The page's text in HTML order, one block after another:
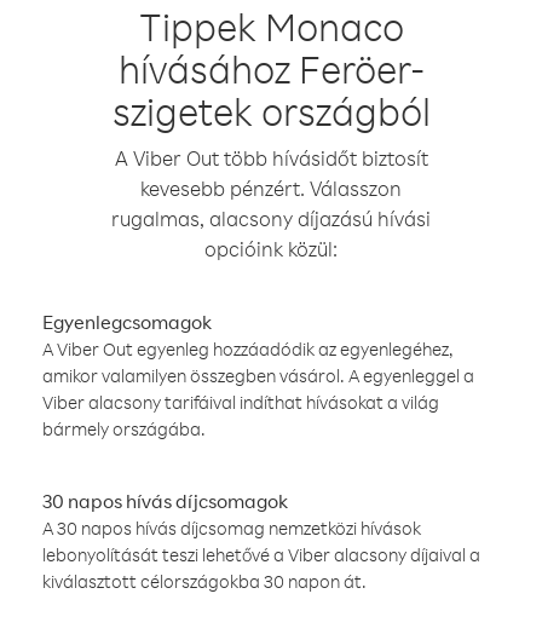
Tippek Monaco
hívásához Feröer-
szigetek országból
A Viber Out több hívásidőt biztosít
kevesebb pénzért. Válasszon
rugalmas, alacsony díjazású hívási
opcióink közül:
Egyenlegcsomagok
A Viber Out egyenleg hozzáadódik az egyenlegéhez,
amikor valamilyen összegben vásárol. A egyenleggel a
Viber alacsony tarifáival indíthat hívásokat a világ
bármely országába.
30 napos hívás díjcsomagok
A 30 napos hívás díjcsomag nemzetközi hívások
lebonyolítását teszi lehetővé a Viber alacsony díjaival a
kiválasztott célországokba 30 napon át.